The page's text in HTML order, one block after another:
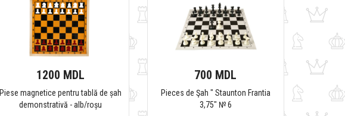
1200 MDL
Piese magnetice pentru tablă de șah
demonstrativă - alb/roșu
700 MDL
Pieces de Şah " Staunton Frantia
3,75" № 6